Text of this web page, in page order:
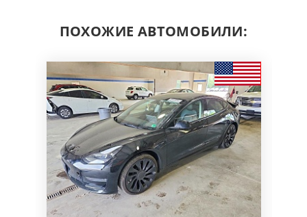
ПОХОЖИЕ АВТОМОБИЛИ: